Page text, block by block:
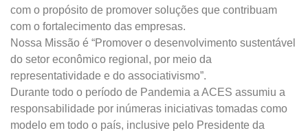
com o propósito de promover soluções que contribuam
com o fortalecimento das empresas.
Nossa Missão é “Promover o desenvolvimento sustentável
do setor econômico regional, por meio da
representatividade e do associativismo”.
Durante todo o período de Pandemia a ACES assumiu a
responsabilidade por inúmeras iniciativas tomadas como
modelo em todo o país, inclusive pelo Presidente da